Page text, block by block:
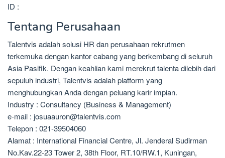
ID :
Tentang Perusahaan
Talentvis adalah solusi HR dan perusahaan rekrutmen
terkemuka dengan kantor cabang yang berkembang di seluruh
Asia Pasifik. Dengan keahlian kami merekrut talenta dilebih dari
sepuluh industri, Talentvis adalah platform yang
menghubungkan Anda dengan peluang karir impian.
Industry : Consultancy (Business & Management)
e-mail : josuaauron@talentvis.com
Telepon : 021-39504060
Alamat : International Financial Centre, Jl. Jenderal Sudirman
No.Kav.22-23 Tower 2, 38th Floor, RT.10/RW.1, Kuningan,